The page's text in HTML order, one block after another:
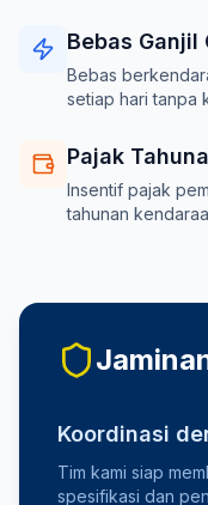
Bebas Ganjil
Bebas
setiap hari tanpa
Pajak
Insentif pajak
tahunan
Koordinasi
Tim kami siap
spesifikasi dan